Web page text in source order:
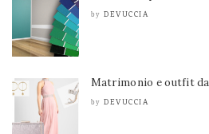
by DEVUCCIA
Matrimonio e outfit
by DEVUCCIA